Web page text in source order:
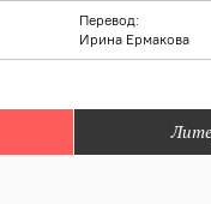
Перевод:
Ирина Ермакова